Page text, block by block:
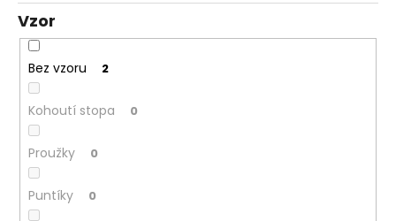
Vzor
Bez vzoru 2
Kohoutí stopa 0
Proužky 0
Puntíky 0